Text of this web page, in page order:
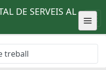
DE SERVEIS AL
treball